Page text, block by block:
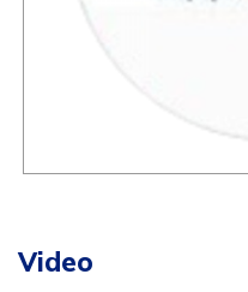
Video